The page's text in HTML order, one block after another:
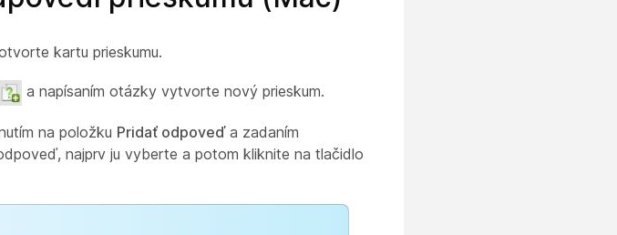
kartu prieskumu.
a napísaním otázky vytvorte nový prieskum.
na položku Pridať odpoveďa zadaním
najprv ju vyberte a potom kliknite na tlačidlo